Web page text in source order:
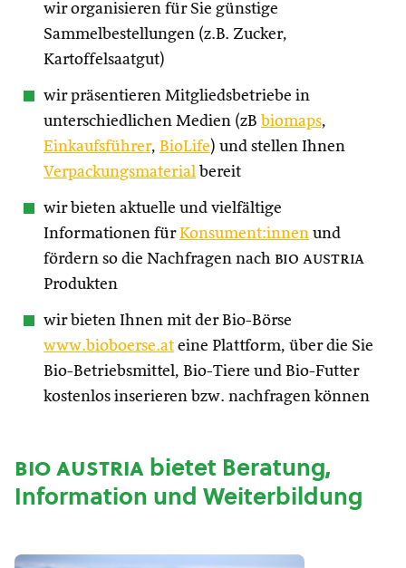
wir organisieren für Sie günstige
Sammelbestellungen (z.B. Zucker,
Kartoffelsaatgut)
wir präsentieren Mitgliedsbetriebe in
unterschiedlichen Medien (zB biomaps,
Einkaufsführer, BioLife) und stellen Ihnen
Verpackungsmaterial bereit
wir bieten aktuelle und vielfältige
Informationen fürKonsument:innen und
fördern so die Nachfragen nach bio austria
Produkten
wir bieten Ihnen mit der Bio-Börse
www.bioboerse.at eine Plattform, über die Sie
Bio-Betriebsmittel, Bio-Tiere und Bio-Futter
kostenlos inserieren bzw. nachfragen können
bio austriabietet Beratung,
Information und Weiterbildung